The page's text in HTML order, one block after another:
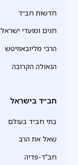
חדשות חב״ד
חגים ומועדי ישראל
הרבי מליובאוויטש
הגאולה הקרובה
חב״ד בישראל
בתי חב״ד בעולם
שאל את הרב
חב"ד-פדיה